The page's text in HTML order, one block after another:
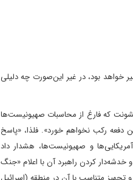
قابل توجیه و تفسیر خواهد بود، در غیر این‌صورت چه دلیلی
که فارغ از محاسبات صهیونیست‌ها
رکب نخواهم خورد». فلذا، «پاسخ
و صهیونیست‌ها، هشدار داد
کردن راهبرد آن با اعلام «جنگ